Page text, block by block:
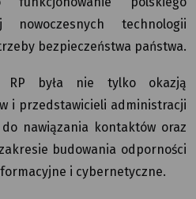
technologii
bezpieczeństwa państwa.
RP była nie tylko okazją
i przedstawicieli administracji
nawiązania kontaktów oraz
budowania odporności
i cybernetyczne.